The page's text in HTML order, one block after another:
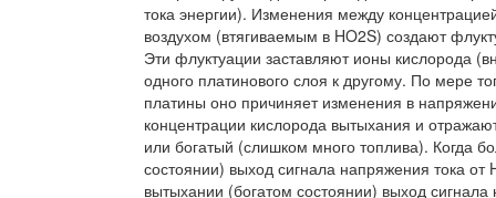
тока энергии). Изменения между
воздухом (втягиваемым в HO2S) создают
Эти флуктуации заставляют ионы кислорода
одного платинового слоя к другому. По мере
платины оно причиняет изменения в
концентрации кислорода вытыхания и
или богатый (слишком много топлива). Когда
состоянии) выход сигнала напряжения тока от
вытыхании (богатом состоянии) выход